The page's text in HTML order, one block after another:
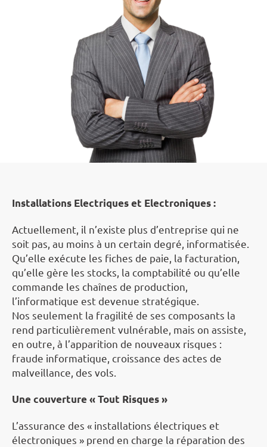
Installations Electriques et Electroniques :
Actuellement, il n’existe plus d’entreprise qui ne
soit pas, au moins à un certain degré, informatisée.
Qu’elle exécute les fiches de paie, la facturation,
qu’elle gère les stocks, la comptabilité ou qu’elle
commande les chaînes de production,
l’informatique est devenue stratégique.
Nos seulement la fragilité de ses composants la
rend particulièrement vulnérable, mais on assiste,
en outre, à l’apparition de nouveaux risques :
fraude informatique, croissance des actes de
malveillance, des vols.
Une couverture « Tout Risques »
L’assurance des « installations électriques et
électroniques » prend en charge la réparation des